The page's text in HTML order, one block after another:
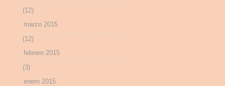
(12)
marzo 2015
(12)
febrero 2015
(3)
enero 2015